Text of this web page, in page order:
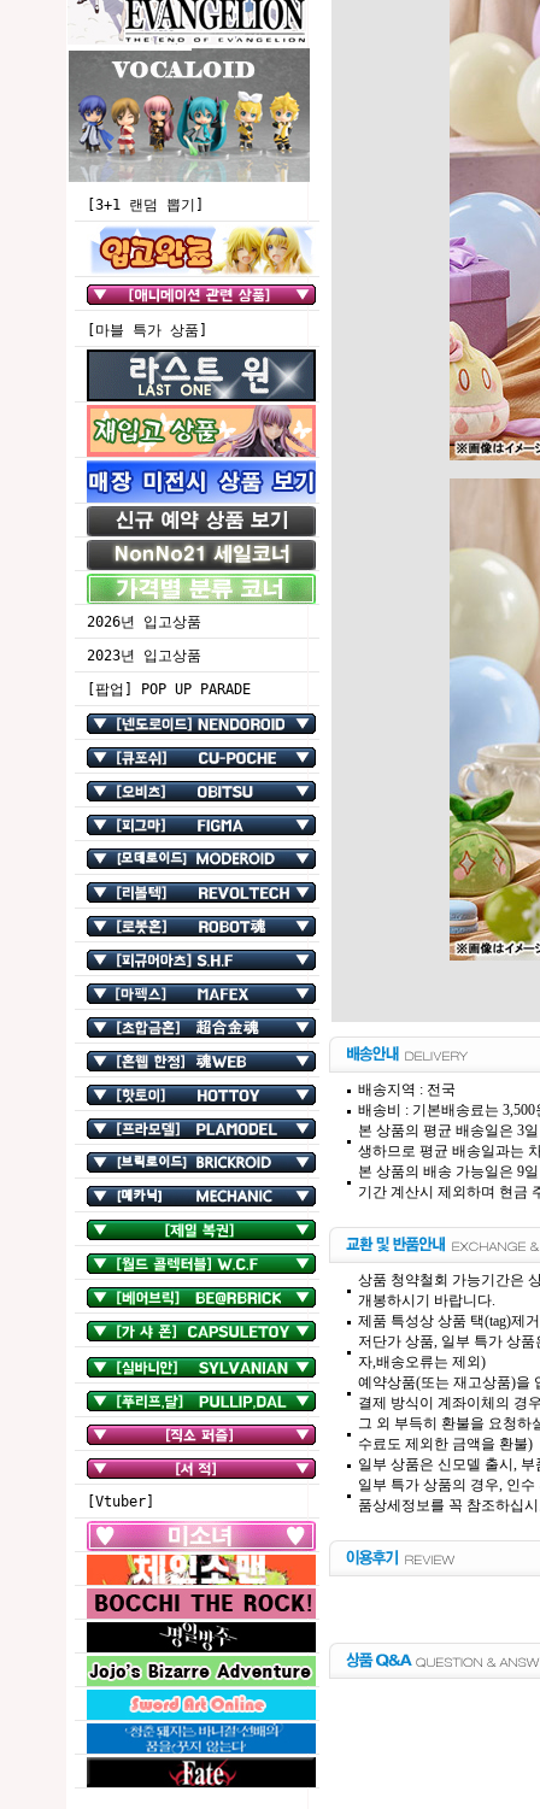
[3+1 랜덤 뽑기]
[마블 특가 상품]
2026년 입고상품
2023년 입고상품
[팝업] POP UP PARADE
[Vtuber]
배송지역 : 전국
배송비 : 기본배송료는
본 상품의 평균 배송일은 3
생하므로 평균 배송일과는
본 상품의 배송 가능일은 9
기간 계산시 제외하며 현금
상품 청약철회 가능기간은
개봉하시기 바랍니다.
제품 특성상 상품 택(tag)제
저단가 상품, 일부 특가 상
자,배송오류는 제외)
예약상품(또는 재고상품)을
결제 방식이 계좌이체의 경
그 외 부득히 환불을 요청하
수료도 제외한 금액을 환불)
일부 상품은 신모델 출시,
일부 특가 상품의 경우, 인
품상세정보를 꼭 참조하십